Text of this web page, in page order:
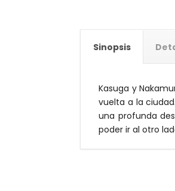
Sinopsis
Kasuga y
vuelta a la
una profunda
poder ir al otro